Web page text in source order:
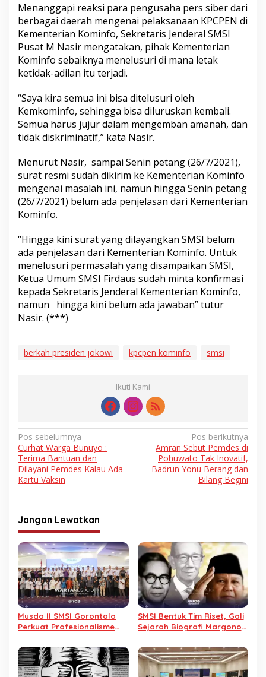
Menanggapi reaksi para pengusaha pers siber dari
berbagai daerah mengenai pelaksanaan KPCPEN di
Kementerian Kominfo, Sekretaris Jenderal SMSI
Pusat M Nasir mengatakan, pihak Kementerian
Kominfo sebaiknya menelusuri di mana letak
ketidak-adilan itu terjadi.
“Saya kira semua ini bisa ditelusuri oleh
Kemkominfo, sehingga bisa diluruskan kembali.
Semua harus jujur dalam mengemban amanah, dan
tidak diskriminatif,” kata Nasir.
Menurut Nasir, sampai Senin petang (26/7/2021),
surat resmi sudah dikirim ke Kementerian Kominfo
mengenai masalah ini, namun hingga Senin petang
(26/7/2021) belum ada penjelasan dari Kementerian
Kominfo.
“Hingga kini surat yang dilayangkan SMSI belum
ada penjelasan dari Kementerian Kominfo. Untuk
menelusuri permasalah yang disampaikan SMSI,
Ketua Umum SMSI Firdaus sudah minta konfirmasi
kepada Sekretaris Jenderal Kementerian Kominfo,
namun hingga kini belum ada jawaban” tutur
Nasir. (***)
berkah presiden jokowi kpcpen kominfo smsi
Ikuti Kami
Navigasi
pos
Pos sebelumnya
Curhat Warga Bunuyo :
Terima Bantuan dan
Dilayani Pemdes Kalau Ada
Kartu Vaksin
Pos berikutnya
Amran Sebut Pemdes di
Pohuwato Tak Inovatif,
Badrun Yonu Berang dan
Bilang Begini
Jangan Lewatkan
Musda II SMSI Gorontalo
Perkuat Profesionalisme
Siber
SMSI Bentuk Tim Riset, Gali
Sejarah Biografi Margono